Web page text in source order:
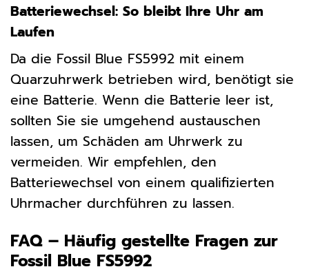
Batteriewechsel: So bleibt Ihre Uhr am
Laufen
Da die Fossil Blue FS5992 mit einem
Quarzuhrwerk betrieben wird, benötigt sie
eine Batterie. Wenn die Batterie leer ist,
sollten Sie sie umgehend austauschen
lassen, um Schäden am Uhrwerk zu
vermeiden. Wir empfehlen, den
Batteriewechsel von einem qualifizierten
Uhrmacher durchführen zu lassen.
FAQ – Häufig gestellte Fragen zur
Fossil Blue FS5992